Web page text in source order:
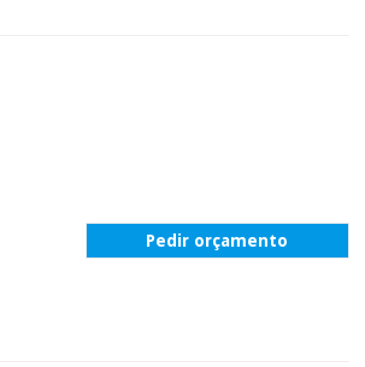
Pedir orçamento